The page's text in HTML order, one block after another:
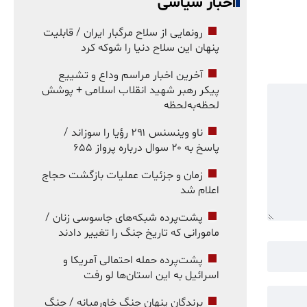
رونمایی از سلاح مرگبار ایران / قابلیت
پنهان این سلاح دنیا را شوکه کرد
آخرین اخبار مراسم وداع و تشییع
پیکر رهبر شهید انقلاب اسلامی + پوشش
لحظه‌به‌لحظه
ناو وینسنس ۲۹۱ رؤیا را سوزاند /
پاسخ به ۲۰ سوال درباره پرواز ۶۵۵
زمان و جزئیات عملیات بازگشت حجاج
اعلام شد
پشت‌پرده شبکه‌های جاسوسی زنان /
مامورانی که تاریخ جنگ را تغییر دادند
پشت‌پرده حمله احتمالی آمریکا و
اسرائیل به این استان‌ها لو رفت
برندگان پنهان جنگ خاورمیانه / جنگ